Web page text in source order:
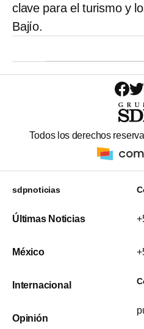
clave para el turismo y
Bajío.
Todos los derechos
sdpnoticias
Últimas Noticias
México
Internacional
Opinión